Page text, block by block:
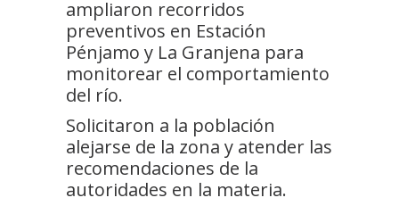
ampliaron recorridos
preventivos en Estación
Pénjamo y La Granjena para
monitorear el comportamiento
del río.
Solicitaron a la población
alejarse de la zona y atender las
recomendaciones de la
autoridades en la materia.